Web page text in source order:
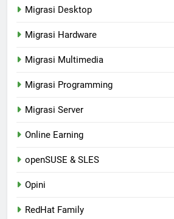
Migrasi Desktop
Migrasi Hardware
Migrasi Multimedia
Migrasi Programming
Migrasi Server
Online Earning
openSUSE & SLES
Opini
RedHat Family